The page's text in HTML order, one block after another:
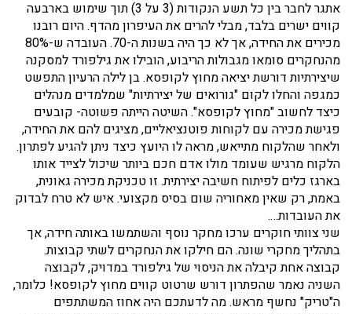
אתגר לחבר בין כל תשע הנקודות (3 על 3) תוך שימוש בארבעה
קווים ישרים בלבד, מבלי להרים את העיפרון מהדף. היום רובנו
מכירים את החידה, אך לא כך היה בשנות ה-70. העובדה ש-80%
מהנחקרים סומאו מגבולות הריבוע, הובילו את גילפורד למסקנה
שיצירתיות דורשת יציאה מחוץ לקופסא. בן לילה הרעיון התפשט
כמגפה והחלו לקום "גורואים של יצירתיות" שמלמדים מנהלים
כיצד לחשוב "מחוץ לקופסא". השיטה הייתה פשוטה- קובעים
פגישת מכירה עם לקוחות פוטנציאליים, מציגים להם את החידה,
ולאחר שהלקוח מתייאש, מראה לו היועץ כיצד ניתן להגיע לפתרון.
הלקוח מרגיש שעומד מולו אדם חכם ביותר שיכול לצייד אותו
בארגז כלים לפיתוח חשיבה יצירתית. זו טכניקת מכירה גאונית,
באמת, רק שאין מאחוריה שום בסיס מקצועי. איש לא טרח לבדוק
את העובדות….
שני צוותי חוקרים ערכו מחקר נוסף והשתמשו באותה חידה, אך
בתהליך מחקרי שונה. הם חילקו את הנחקרים לשתי קבוצות.
קבוצה אחת קיבלה את הניסוי של גילפורד במדויק, לקבוצה
השניה נאמר שהפתרון דורש שרטוט קווים מחוץ לקופסא! כלומר,
ה"טריק" נחשף מראש. מה לדעתכם היה אחוז המשתתפים